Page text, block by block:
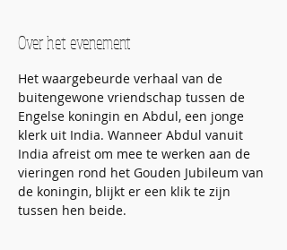
Over het evenement
Het waargebeurde verhaal van de
buitengewone vriendschap tussen de
Engelse koningin en Abdul, een jonge
klerk uit India. Wanneer Abdul vanuit
India afreist om mee te werken aan de
vieringen rond het Gouden Jubileum van
de koningin, blijkt er een klik te zijn
tussen hen beide.